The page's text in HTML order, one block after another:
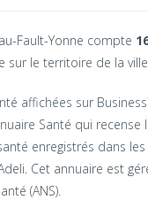
Fault-Yonne compte
sur le territoire de la
affichées sur
Santé qui recense
enregistrés dans
Cet annuaire est
(ANS).